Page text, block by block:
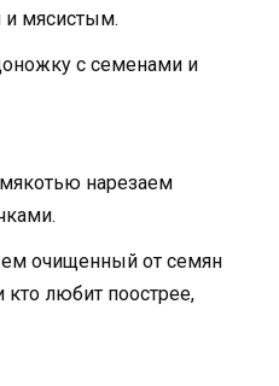
мясистым.
с семенами и
нарезаем
очищенный от семян
кто любит поострее,